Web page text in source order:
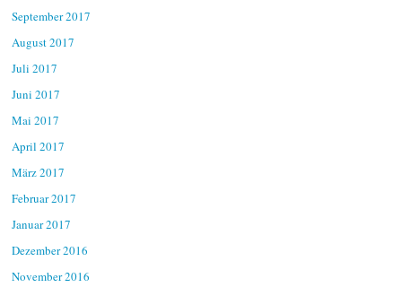
September 2017
August 2017
Juli 2017
Juni 2017
Mai 2017
April 2017
März 2017
Februar 2017
Januar 2017
Dezember 2016
November 2016